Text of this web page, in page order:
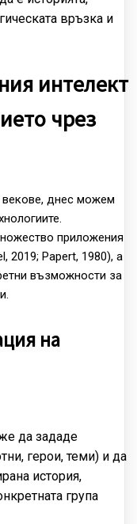
връзка и
интелект
чрез
векове, днес можем
приложения
2019; Papert, 1980), а
възможности за
на
да зададе
герои, теми) и да
история,
група